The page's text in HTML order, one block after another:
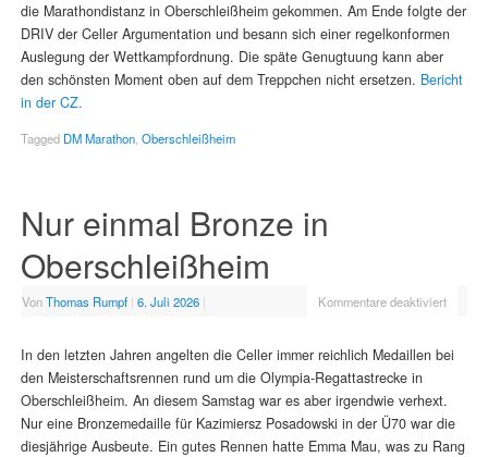
die Marathondistanz in Oberschleißheim gekommen. Am Ende folgte der
DRIV der Celler Argumentation und besann sich einer regelkonformen
Auslegung der Wettkampfordnung. Die späte Genugtuung kann aber
den schönsten Moment oben auf dem Treppchen nicht ersetzen. Bericht
in der CZ.
Tagged DM Marathon, Oberschleißheim
Nur einmal Bronze in
Oberschleißheim
VonThomas Rumpf | 6. Juli 2026 | Kommentare deaktiviert
In den letzten Jahren angelten die Celler immer reichlich Medaillen bei
den Meisterschaftsrennen rund um die Olympia-Regattastrecke in
Oberschleißheim. An diesem Samstag war es aber irgendwie verhext.
Nur eine Bronzemedaille für Kazimiersz Posadowski in der Ü70 war die
diesjährige Ausbeute. Ein gutes Rennen hatte Emma Mau, was zu Rang